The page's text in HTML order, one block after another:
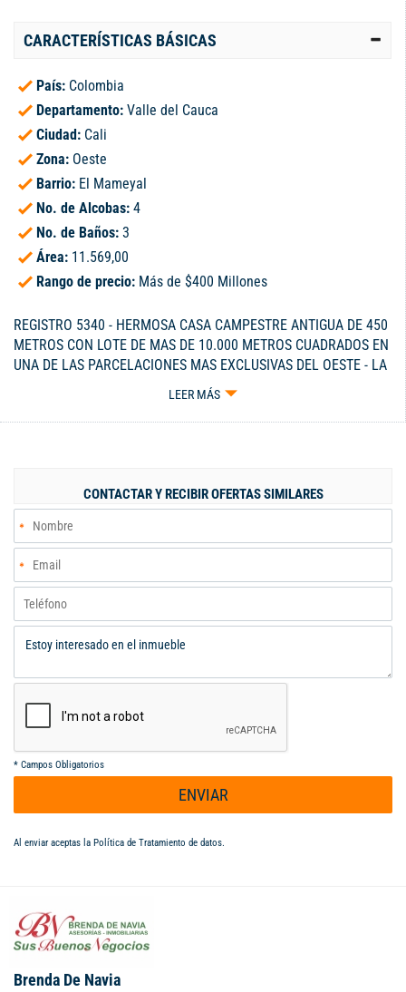
CARACTERÍSTICAS BÁSICAS
País: Colombia
Departamento: Valle del Cauca
Ciudad: Cali
Zona: Oeste
Barrio: El Mameyal
No. de Alcobas: 4
No. de Baños: 3
Área: 11.569,00
Rango de precio: Más de $400 Millones
REGISTRO 5340 - HERMOSA CASA CAMPESTRE ANTIGUA DE 450
METROS CON LOTE DE MAS DE 10.000 METROS CUADRADOS EN
UNA DE LAS PARCELACIONES MAS EXCLUSIVAS DEL OESTE - LA
CASA ES DE UN SOLO PISO Y CONSTA DE 4 ALCOBAS, 3 BAÑOS,
CENTRAL, COCINA ABIERTA, ZONA DE OFICIOS, ALCOBA Y BAÑO
TIENE GARAJE CUBIERTO PARA 4 VEHÍCULOS Y PARQUEADERO
AL AIRE LIBRE PARA VARIOS MÁS - EL LOTE TIENE LINDOS
JARDINES CON ÁRBOLES Y VISTA A LA CIUDAD - CUENTA CON
AGUA DE NACIMIENTO Y POZO SÉPTICO - CELULAR 300-
3229115.
LEER MÁS
CONTACTAR Y RECIBIR OFERTAS SIMILARES
* Campos Obligatorios
ENVIAR
Al enviar aceptas la Política de Tratamiento de datos.
Brenda De Navia